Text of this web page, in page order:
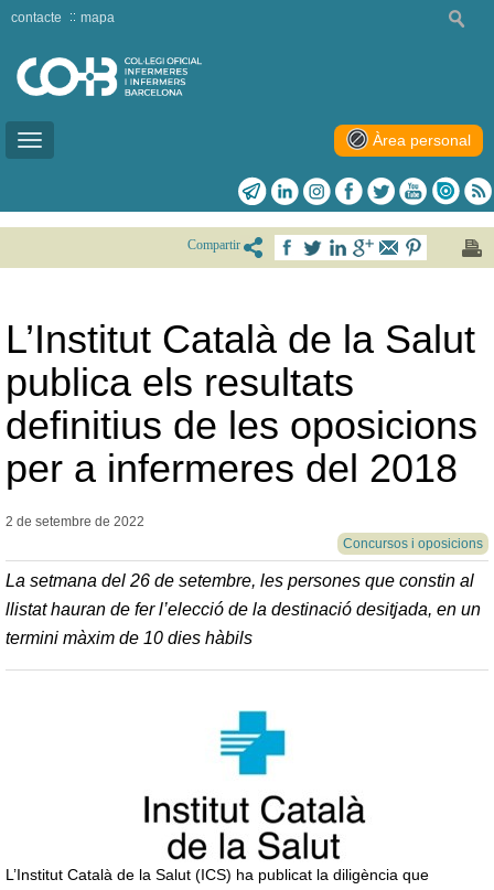
Toggle
contacte mapa
Àrea personal
Compartir
L’Institut Català de la Salut
publica els resultats
definitius de les oposicions
per a infermeres del 2018
2 de setembre de 2022
Concursos i oposicions
La setmana del 26 de setembre, les persones que constin al
llistat hauran de fer l’elecció de la destinació desitjada, en un
termini màxim de 10 dies hàbils
L’Institut Català de la Salut (ICS) ha publicat la diligència que